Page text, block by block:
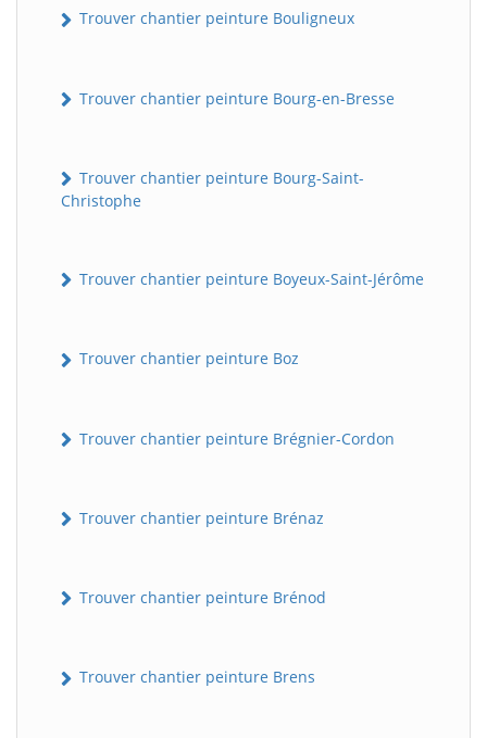
Trouver chantier peinture Bouligneux
Trouver chantier peinture Bourg-en-Bresse
Trouver chantier peinture Bourg-Saint-
Christophe
Trouver chantier peinture Boyeux-Saint-Jérôme
Trouver chantier peinture Boz
Trouver chantier peinture Brégnier-Cordon
Trouver chantier peinture Brénaz
Trouver chantier peinture Brénod
Trouver chantier peinture Brens